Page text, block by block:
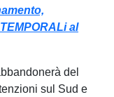
al
del
sul Sud e